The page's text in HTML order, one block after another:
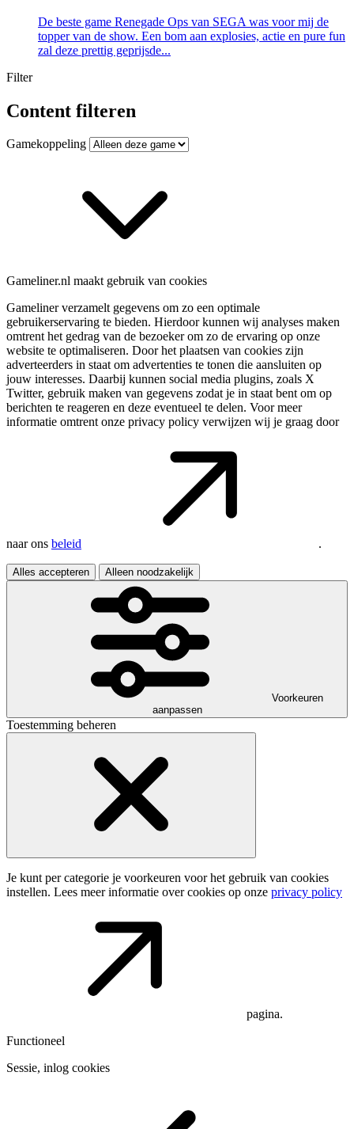
De beste game Renegade Ops van SEGA was voor mij de
topper van de show. Een bom aan explosies, actie en pure fun
zal deze prettig geprijsde...
Filter
Content filteren
Gamekoppeling
Gameliner.nl maakt gebruik van cookies
Gameliner verzamelt gegevens om zo een optimale
gebruikerservaring te bieden. Hierdoor kunnen wij analyses maken
omtrent het gedrag van de bezoeker om zo de ervaring op onze
website te optimaliseren. Door het plaatsen van cookies zijn
adverteerders in staat om advertenties te tonen die aansluiten op
jouw interesses. Daarbij kunnen social media plugins, zoals X
Twitter, gebruik maken van gegevens zodat je in staat bent om op
berichten te reageren en deze eventueel te delen. Voor meer
informatie omtrent onze privacy policy verwijzen wij je graag door
naar ons beleid .
Alles accepteren Alleen noodzakelijk
Voorkeuren
aanpassen
Toestemming beheren
Je kunt per categorie je voorkeuren voor het gebruik van cookies
instellen. Lees meer informatie over cookies op onze privacy policy
pagina.
Functioneel
Sessie, inlog cookies